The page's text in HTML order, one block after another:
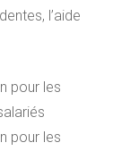
l’aide
pour les
pour les